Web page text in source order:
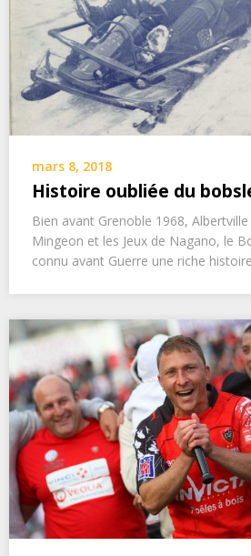
mars 8, 2018
Histoire oubliée du
Bien avant Grenoble 1968,
Mingeon et les Jeux de Nagano, le
connu avant Guerre une riche